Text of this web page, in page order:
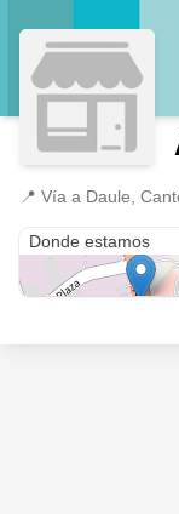
📍 Vía a Daule,
Donde estamos